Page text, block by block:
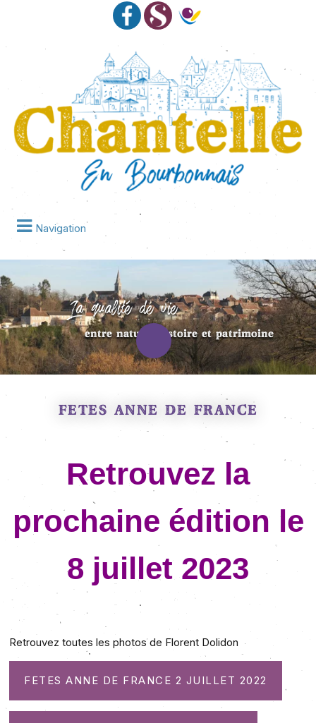
Navigation
La qualité de vie
entre nature, histoire et patrimoine
FÊTES ANNE DE FRANCE
Retrouvez la
prochaine édition le
8 juillet 2023
Retrouvez toutes les photos de Florent Dolidon
FETES ANNE DE FRANCE 2 JUILLET 2022